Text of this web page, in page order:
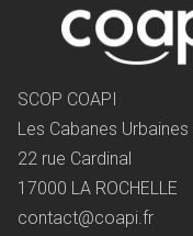
SCOP COAPI
Les Cabanes
22 rue Cardinal
17000 LA ROCHELLE
contact@coapi.fr